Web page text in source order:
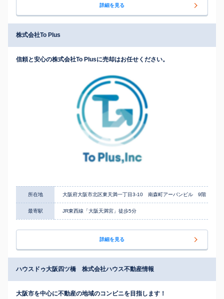
詳細を見る
株式会社To Plus
信頼と安心の株式会社To Plusに売却はお任せください。
所在地 大阪府大阪市北区東天満一丁目3-10 南森町アーバンビル 9階
最寄駅 JR東西線「大阪天満宮」徒歩5分
詳細を見る
ハウスドゥ大阪四ツ橋 株式会社ハウス不動産情報
大阪市を中心に不動産の地域のコンビニを目指します！